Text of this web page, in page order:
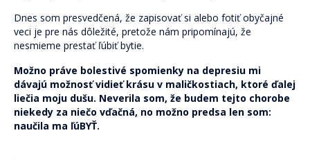
Dnes som presvedčená, že zapisovať si alebo fotiť obyčajné
veci je pre nás dôležité, pretože nám pripomínajú, že
nesmieme prestať ľúbiť bytie.
Možno práve bolestivé spomienky na depresiu mi
dávajú možnosť vidieť krásu v maličkostiach, ktoré ďalej
liečia moju dušu. Neverila som, že budem tejto chorobe
niekedy za niečo vďačná, no možno predsa len som:
naučila ma ľúBYŤ.